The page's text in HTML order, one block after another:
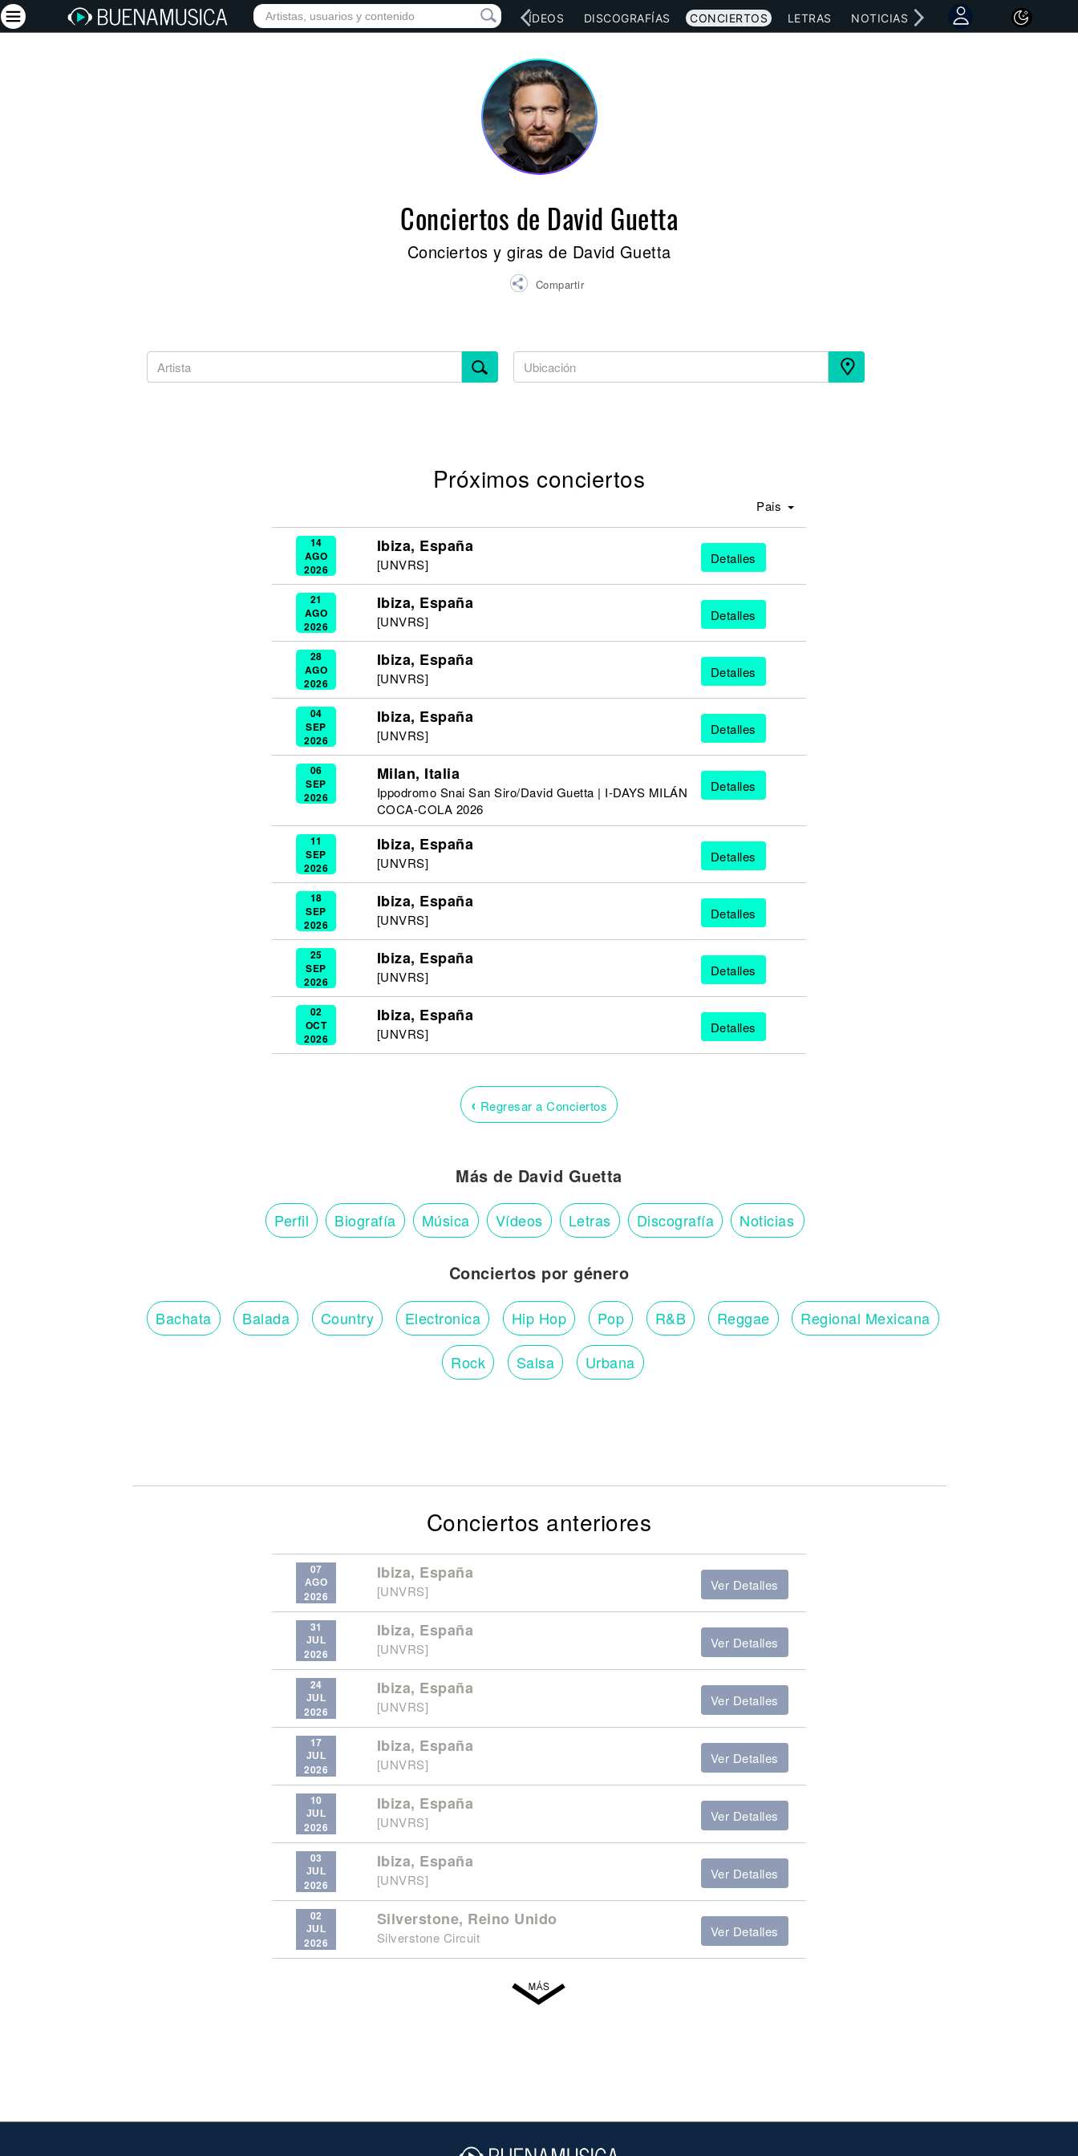
INICIO ARTISTAS RED SOCIAL MÚSICA VÍDEOS DISCOGRAFÍAS CONCIERTOS LETRAS NOTICIAS
Conciertos de David Guetta
Conciertos y giras de David Guetta
Compartir
Próximos conciertos
Pais
14
AGO
2026
Ibiza, España
[UNVRS] Detalles
21
AGO
2026
Ibiza, España
[UNVRS] Detalles
28
AGO
2026
Ibiza, España
[UNVRS] Detalles
04
SEP
2026
Ibiza, España
[UNVRS] Detalles
06
SEP
2026
Milan, Italia
Ippodromo Snai San Siro/David Guetta | I-DAYS MILÁN
COCA-COLA 2026
Detalles
11
SEP
2026
Ibiza, España
[UNVRS] Detalles
18
SEP
2026
Ibiza, España
[UNVRS] Detalles
25
SEP
2026
Ibiza, España
[UNVRS] Detalles
02
OCT
2026
Ibiza, España
[UNVRS] Detalles
‹ Regresar a Conciertos
Más de David Guetta
Perfil Biografía Música Vídeos Letras Discografía Noticias
Conciertos por género
Bachata Balada Country Electronica Hip Hop Pop R&B Reggae Regional Mexicana
Rock Salsa Urbana
Conciertos anteriores
07
AGO
2026
Ibiza, España
[UNVRS] Ver Detalles
31
JUL
2026
Ibiza, España
[UNVRS] Ver Detalles
24
JUL
2026
Ibiza, España
[UNVRS] Ver Detalles
17
JUL
2026
Ibiza, España
[UNVRS] Ver Detalles
10
JUL
2026
Ibiza, España
[UNVRS] Ver Detalles
03
JUL
2026
Ibiza, España
[UNVRS] Ver Detalles
02
JUL
2026
Silverstone, Reino Unido
Silverstone Circuit Ver Detalles